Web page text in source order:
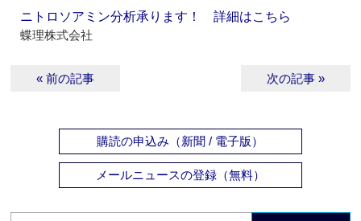
ニトロソアミン分析承ります！ 詳細はこちら
蝶理株式会社
« 前の記事 次の記事 »
購読の申込み（新聞 / 電子版）
メールニュースの登録（無料）